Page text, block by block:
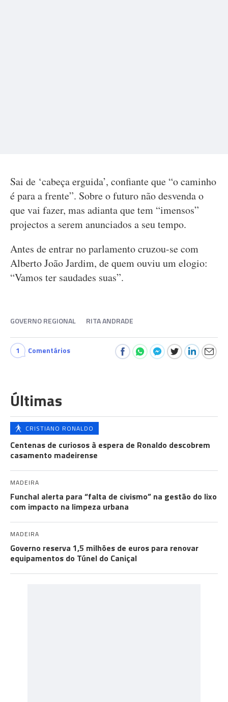
Sai de ‘cabeça erguida’, confiante que “o caminho
é para a frente”. Sobre o futuro não desvenda o
que vai fazer, mas adianta que tem “imensos”
projectos a serem anunciados a seu tempo.
Antes de entrar no parlamento cruzou-se com
Alberto João Jardim, de quem ouviu um elogio:
“Vamos ter saudades suas”.
GOVERNO REGIONAL RITA ANDRADE
1 Comentários
Últimas
CRISTIANO RONALDO
Centenas de curiosos à espera de Ronaldo descobrem
casamento madeirense
MADEIRA
Funchal alerta para “falta de civismo” na gestão do lixo
com impacto na limpeza urbana
MADEIRA
Governo reserva 1,5 milhões de euros para renovar
equipamentos do Túnel do Caniçal